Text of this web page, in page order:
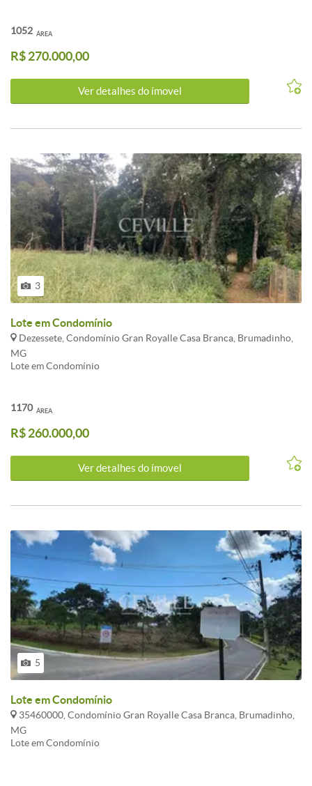
ÁREA
1052
R$ 270.000,00
Ver detalhes do ímovel
3
Lote em Condomínio
Dezessete, Condomínio Gran Royalle Casa Branca, Brumadinho,
MG
Lote em Condomínio
ÁREA
1170
R$ 260.000,00
Ver detalhes do ímovel
5
Lote em Condomínio
35460000, Condomínio Gran Royalle Casa Branca, Brumadinho,
MG
Lote em Condomínio